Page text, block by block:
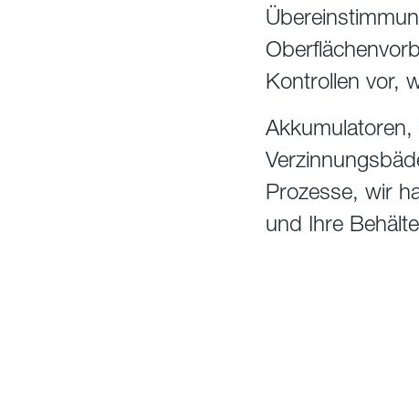
Kontrollen vor,
Prozesse, wir
und Ihre